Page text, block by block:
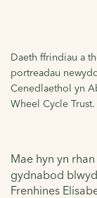
Daeth ffrindiau a
portreadau
Cenedlaethol yn
Wheel Cycle Trust.
Mae hyn yn
gydnabod
Frenhines